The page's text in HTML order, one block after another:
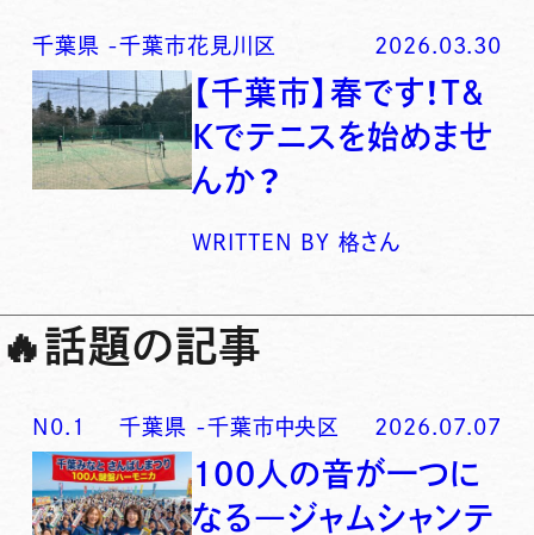
千葉県 -千葉市花見川区 2026.03.30
【千葉市】春です！T&
Kでテニスを始めませ
んか？
WRITTEN BY 格さん
🔥話題の記事
N0. 1 千葉県 -千葉市中央区 2026.07.07
100人の音が一つに
なる―ジャムシャンテ